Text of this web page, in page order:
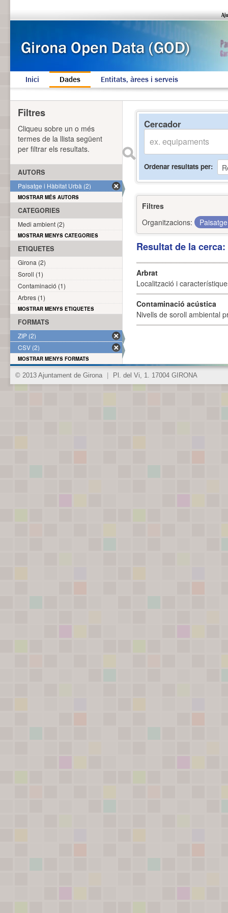
Inici Dades Entitats, àrees i serveis
Cercador
Ordenar resultats per
Filtres
Organitzacions:
Resultat de la
Arbrat
Localització i
Contaminació acústica
Nivells de soroll ambiental
Filtres
Cliqueu sobre un o més
termes de la llista següent
per filtrar els resultats.
AUTORS
Paisatge i Hàbitat Urbà (2)
MOSTRAR MÉS AUTORS
CATEGORIES
Medi ambient (2)
MOSTRAR MENYS CATEGORIES
ETIQUETES
Girona (2)
Soroll (1)
Contaminació (1)
Arbres (1)
MOSTRAR MENYS ETIQUETES
FORMATS
ZIP (2)
CSV (2)
MOSTRAR MENYS FORMATS
© 2013 Ajuntament de Girona Pl. del Vi, 1. 17004 GIRONA